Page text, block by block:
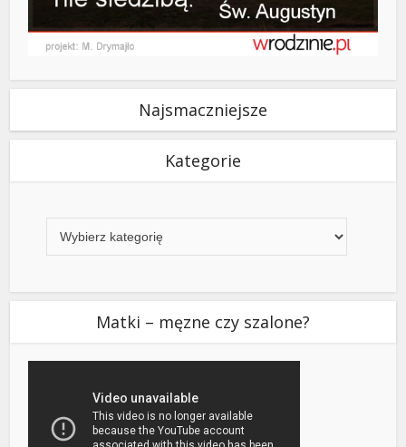
Najsmaczniejsze
Kategorie
Matki – męzne czy szalone?